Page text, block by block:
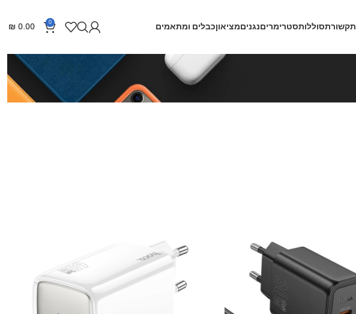
תקשורתסוללותסטרימריםנגניםמציאוןכבלים ומתאמים 0
₪ 0.00